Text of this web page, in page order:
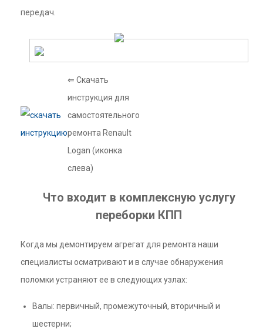
передач.
⇐ Скачать
инструкция для
самостоятельного
ремонта Renault
Logan (иконка
слева)
Что входит в комплексную услугу
переборки КПП
Когда мы демонтируем агрегат для ремонта наши
специалисты осматривают и в случае обнаружения
поломки устраняют ее в следующих узлах:
Валы: первичный, промежуточный, вторичный и
шестерни;